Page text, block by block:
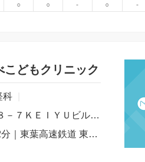
○ ○ - ○ -
こどもクリニック
科
千葉県八千代市勝田台北１－８－７ＫＥＩＹＵビル２Ｆ
京成電鉄 本線 勝田台駅 徒歩 2分｜東葉高速鉄道 東葉高速線 東葉勝田台駅 徒歩 2分